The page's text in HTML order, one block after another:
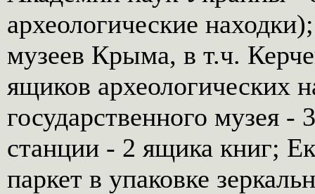
археологические
музеев Крыма, в т.ч.
ящиков археологических
государственного музея -
станции - 2 ящика книг;
паркет в упаковке